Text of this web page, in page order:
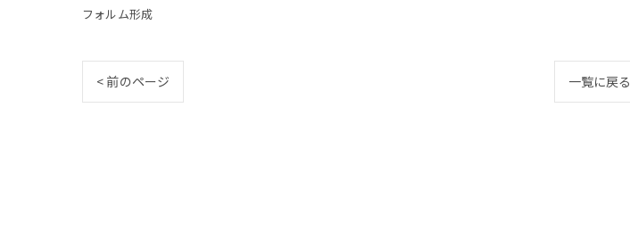
フォルム形成
< 前のページ 一覧に戻る